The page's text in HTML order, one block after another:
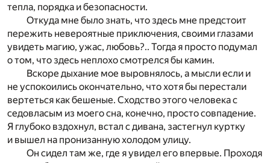
тепла, порядка и безопасности.
Откуда мне было знать, что здесь мне предстоит
пережить невероятные приключения, своими глазами
увидеть магию, ужас, любовь?.. Тогда я просто подумал
о том, что здесь неплохо смотрелся бы камин.
Вскоре дыхание мое выровнялось, а мысли если и
не успокоились окончательно, что хотя бы перестали
вертеться как бешеные. Сходство этого человека с
седовласым из моего сна, конечно, просто совпадение.
Я глубоко вздохнул, встал с дивана, застегнул куртку
и вышел на пронизанную холодом улицу.
Он сидел там же, где я увидел его впервые. Проходя